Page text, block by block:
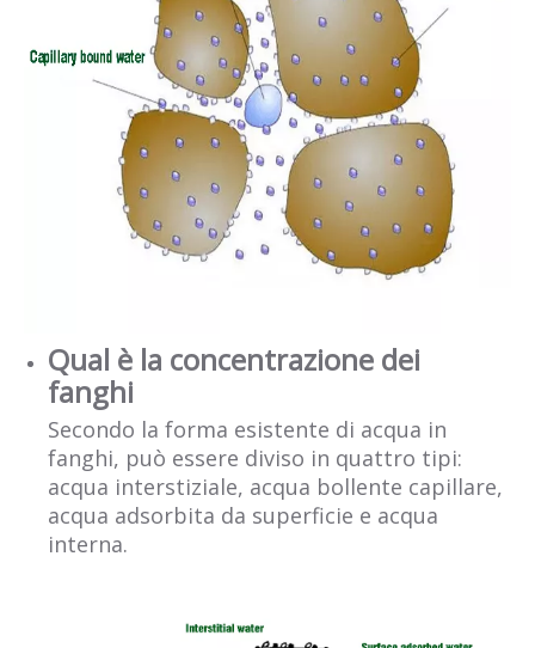
Qual è la concentrazione dei
fanghi
Secondo la forma esistente di acqua in
fanghi, può essere diviso in quattro tipi:
acqua interstiziale, acqua bollente capillare,
acqua adsorbita da superficie e acqua
interna.